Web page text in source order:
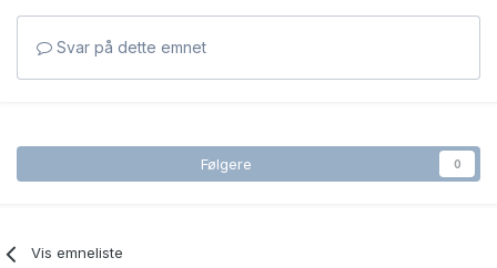
Svar på dette emnet
Følgere 0
Vis emneliste